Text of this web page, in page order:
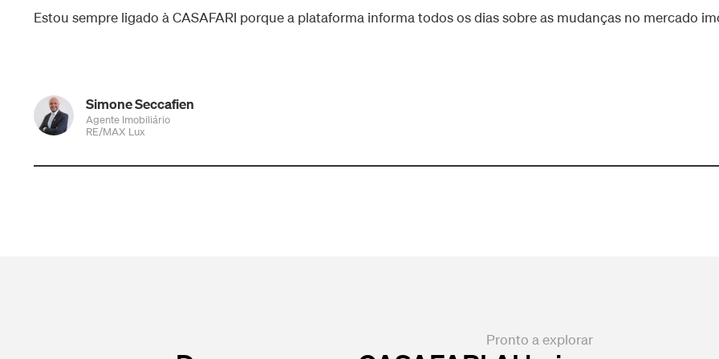
Estou sempre ligado à CASAFARI porque a plataforma informa todos os dias sobre as mudanças no mercado
Simone Seccafien
Agente Imobiliário
RE/MAX Lux
Pronto a explorar